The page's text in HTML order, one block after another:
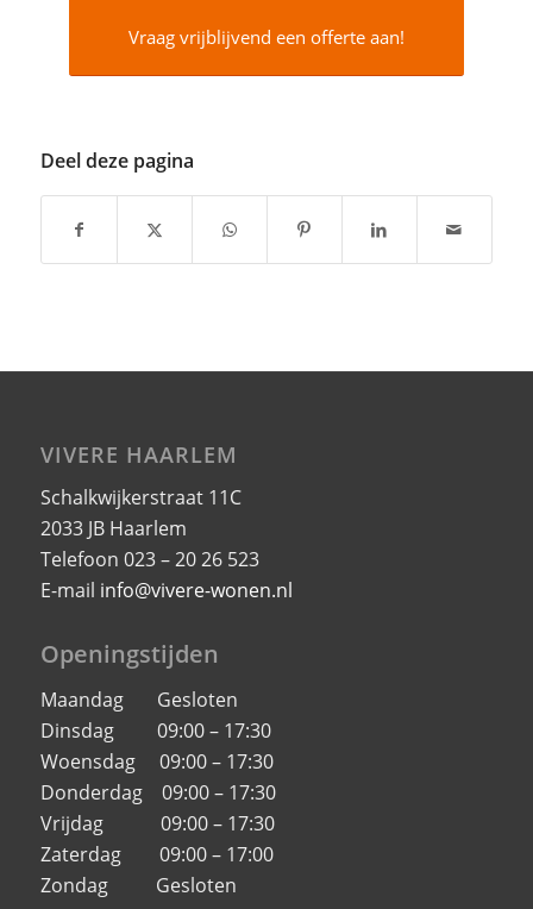
Vraag vrijblijvend een offerte aan!
Deel deze pagina
VIVERE HAARLEM
Schalkwijkerstraat 11C
2033 JB Haarlem
Telefoon 023 – 20 26 523
E-mail info@vivere-wonen.nl
Openingstijden
Maandag Gesloten
Dinsdag 09:00 – 17:30
Woensdag 09:00 – 17:30
Donderdag 09:00 – 17:30
Vrijdag 09:00 – 17:30
Zaterdag 09:00 – 17:00
Zondag Gesloten